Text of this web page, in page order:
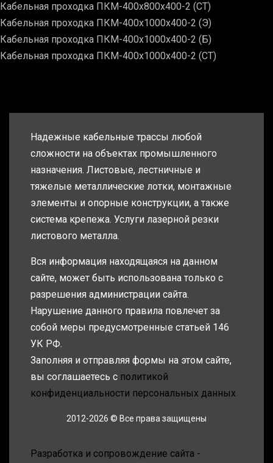
Кабельная проходка ПКМ-400х800х400-2 (СТ)
Кабельная проходка ПКМ-400х1000х400-2 (Э)
Кабельная проходка ПКМ-400х1000х400-2 (Б)
Кабельная проходка ПКМ-400х1000х400-2 (СТ)
Надежные кабельные трассы любой
сложности на объектах промышленного
назначения. Листовые, лестничные и
тяжелые металлические лотки, монтажные
элементы и опорные конструкции, а также
система крепежа. Услуги лазерной резки
листового металла.
Вся информация находящаяся на данном
сайте, может быть использована только с
разрешения администрации сайта.
Нарушение данного правила повлечет за
собой меры предусмотренные статьей 146
УК РФ.
Заполняя и отправляя формы на этом сайте,
вы соглашаетесь с политикой
конфиденциальности персональных данных
2012-2026 © Все права защищены
Разработка и сопровождение сайта -